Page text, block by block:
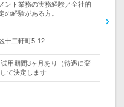
ント業務の実務経験／全社的
の経験がある方。
区十二軒町5-12
用期間3ヶ月あり（待遇に変
て決定します